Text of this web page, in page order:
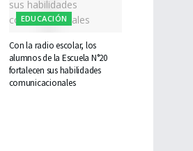
EDUCACIÓN
Con la radio escolar, los
alumnos de la Escuela N°20
fortalecen sus habilidades
comunicacionales